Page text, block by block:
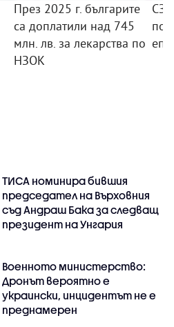
През 2025 г. българите
са доплатили над 745
млн. лв. за лекарства по
НЗОК
ТИСА номинира бившия
председател на Върховния
съд Андраш Бака за следващ
президент на Унгария
Военното министерство:
Дронът вероятно е
украински, инцидентът не е
преднамерен